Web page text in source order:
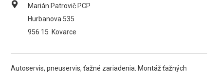
Marián Patrovič PCP
Hurbanova 535
956 15 Kovarce
Autoservis, pneuservis, ťažné zariadenia. Montáž ťažných